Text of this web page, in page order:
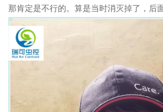
那肯定是不行的。算是当时消灭掉了，后